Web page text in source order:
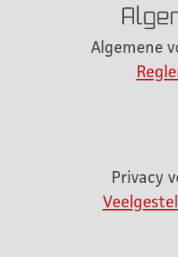
Algemene
Privacy